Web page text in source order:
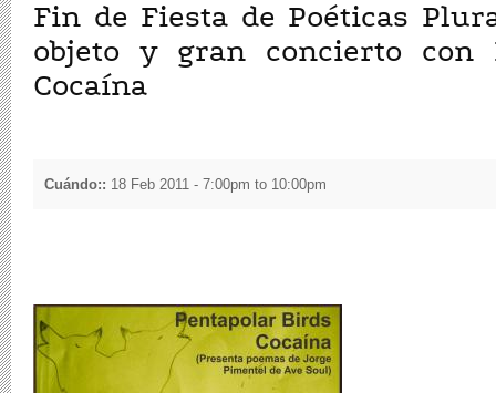
Fin de Fiesta de Poéticas
objeto y gran concierto con
Cocaína
Cuándo:: 18 Feb 2011 - 7:00pm to 10:00pm